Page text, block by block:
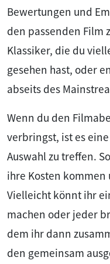
Bewertungen und
den passenden Film
Klassiker, die du
gesehen hast, oder
abseits des
Wenn du den
verbringst, ist es
Auswahl zu treffen.
ihre Kosten
Vielleicht könnt ihr
machen oder jeder
dem ihr dann
den gemeinsam